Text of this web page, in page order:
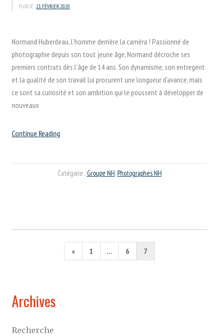
PUBLIÉ :21 FÉVRIER 2020
Normand Huberdeau, l’homme derrière la caméra ! Passionné de
photographie depuis son tout jeune âge, Normand décroche ses
premiers contrats dès l’âge de 14 ans. Son dynamisme, son entregent
et la qualité de son travail lui procurent une longueur d’avance, mais
ce sont sa curiosité et son ambition qui le poussent à développer de
nouveaux
Continue Reading
Catégorie :Groupe NH,Photographes NH
Pagination
des
Page
« 1 … 6 7
Archives
Recherche